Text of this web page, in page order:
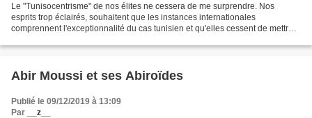
Le "Tunisocentrisme" de nos élites ne cessera de me surprendre. Nos
esprits trop éclairés, souhaitent que les instances internationales
comprennent l'exceptionnalité du cas tunisien et qu'elles cessent de mettre
Abir Moussi et ses Abiroïdes
Publié le 09/12/2019 à 13:09
Par
__z__